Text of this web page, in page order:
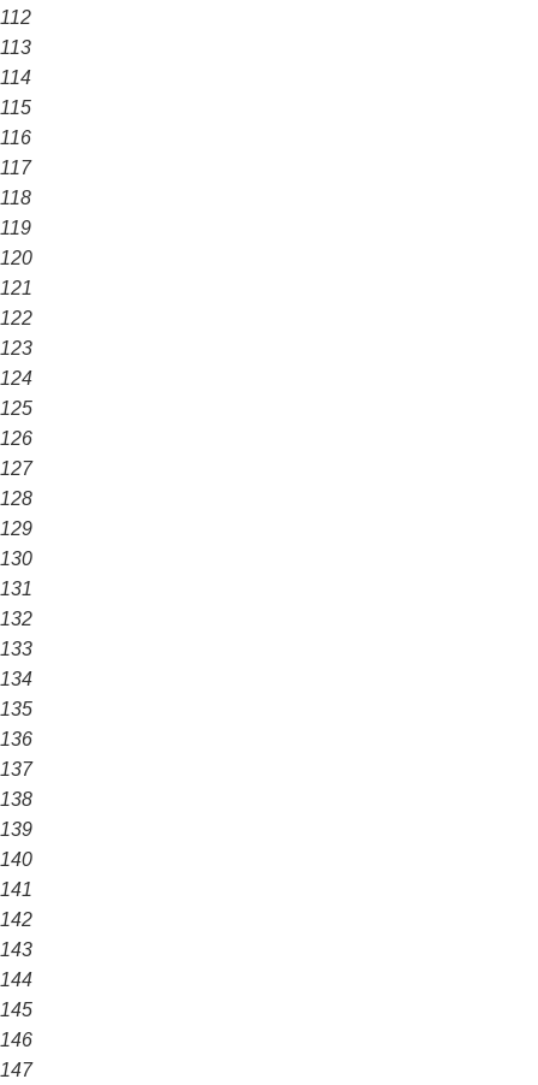
112
113
114
115
116
117
118
119
120
121
122
123
124
125
126
127
128
129
130
131
132
133
134
135
136
137
138
139
140
141
142
143
144
145
146
147